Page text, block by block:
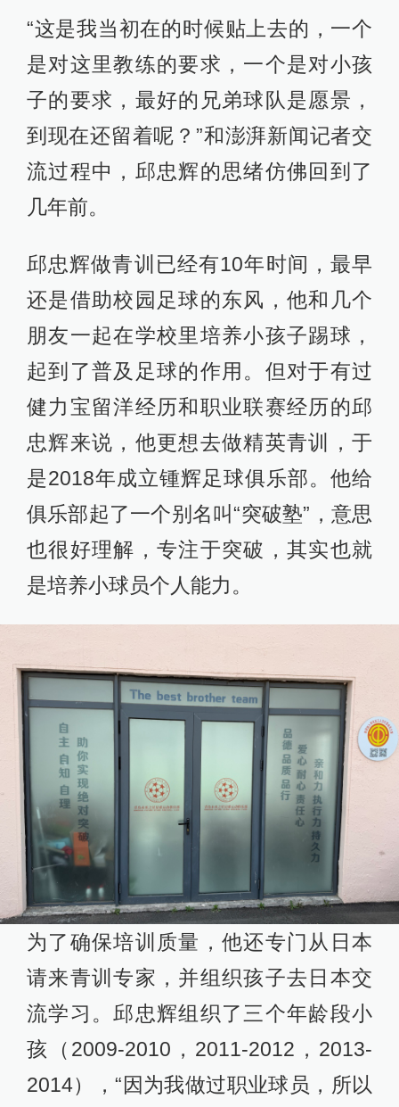
“这是我当初在的时候贴上去的，一个
是对这里教练的要求，一个是对小孩
子的要求，最好的兄弟球队是愿景，
到现在还留着呢？”和澎湃新闻记者交
流过程中，邱忠辉的思绪仿佛回到了
几年前。
邱忠辉做青训已经有10年时间，最早
还是借助校园足球的东风，他和几个
朋友一起在学校里培养小孩子踢球，
起到了普及足球的作用。但对于有过
健力宝留洋经历和职业联赛经历的邱
忠辉来说，他更想去做精英青训，于
是2018年成立锺辉足球俱乐部。他给
俱乐部起了一个别名叫“突破塾”，意思
也很好理解，专注于突破，其实也就
是培养小球员个人能力。
为了确保培训质量，他还专门从日本
请来青训专家，并组织孩子去日本交
流学习。邱忠辉组织了三个年龄段小
孩（2009-2010，2011-2012，2013-
2014），“因为我做过职业球员，所以